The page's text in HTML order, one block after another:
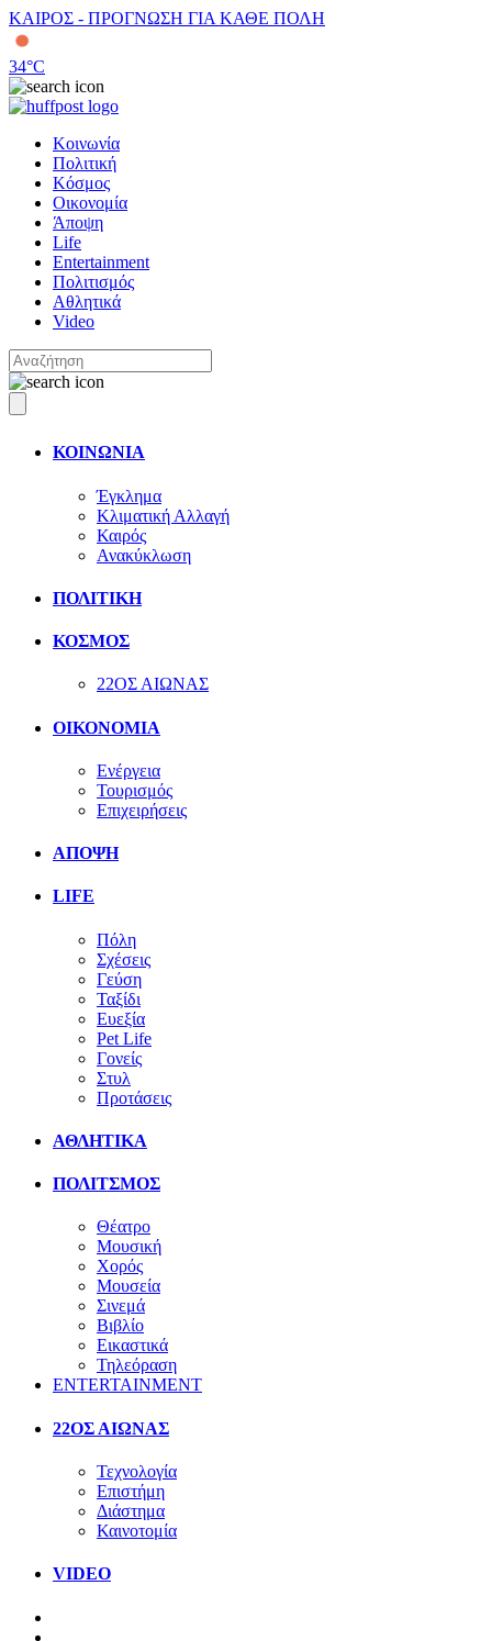
ΚΑΙΡΟΣ - ΠΡΟΓΝΩΣΗ ΓΙΑ ΚΑΘΕ ΠΟΛΗ
34°C
Κοινωνία
Πολιτική
Κόσμος
Οικονομία
Άποψη
Life
Entertainment
Πολιτισμός
Αθλητικά
Video
ΚΟΙΝΩΝΙΑ
Έγκλημα
Κλιματική Αλλαγή
Καιρός
Ανακύκλωση
ΠΟΛΙΤΙΚΗ
ΚΟΣΜΟΣ
22ΟΣ ΑΙΩΝΑΣ
ΟΙΚΟΝΟΜΙΑ
Ενέργεια
Τουρισμός
Επιχειρήσεις
ΑΠΟΨΗ
LIFE
Πόλη
Σχέσεις
Γεύση
Ταξίδι
Ευεξία
Pet Life
Γονείς
Στυλ
Προτάσεις
ΑΘΛΗΤΙΚΑ
ΠΟΛΙΤΣΜΟΣ
Θέατρο
Μουσική
Χορός
Μουσεία
Σινεμά
Βιβλίο
Εικαστικά
Τηλεόραση
ENTERTAINMENT
22ΟΣ ΑΙΩΝΑΣ
Τεχνολογία
Επιστήμη
Διάστημα
Καινοτομία
VIDEO